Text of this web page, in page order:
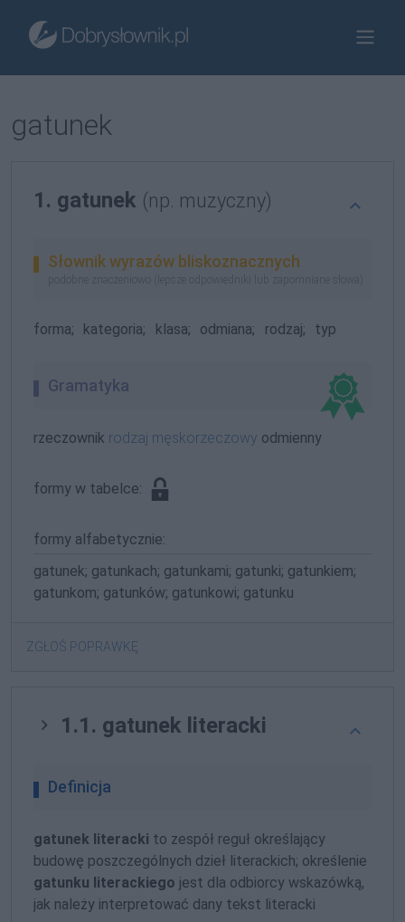
gatunek
1. gatunek (np. muzyczny)
Słownik wyrazów bliskoznacznych
podobne znaczeniowo (lepsze odpowiedniki lub zapomniane słowa)
forma; kategoria; klasa; odmiana; rodzaj; typ
Gramatyka
rzeczownik rodzaj męskorzeczowy odmienny
formy w tabelce:
formy alfabetycznie:
gatunek; gatunkach; gatunkami; gatunki; gatunkiem;
gatunkom; gatunków; gatunkowi; gatunku
ZGŁOŚ POPRAWKĘ
1.1. gatunek literacki
Definicja
gatunek literacki to zespół reguł określający
budowę poszczególnych dzieł literackich; określenie
gatunku literackiego jest dla odbiorcy wskazówką,
jak należy interpretować dany tekst literacki